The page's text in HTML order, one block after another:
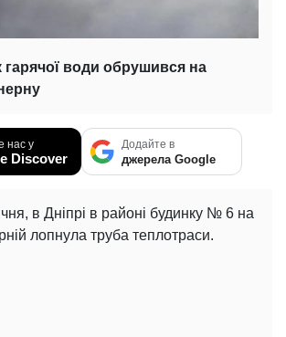
гарячої води обрушився на
нас у
Discover
Додайте в
джерела Google
в Дніпрі в районі будинку № 6 на
лопнула труба теплотраси.